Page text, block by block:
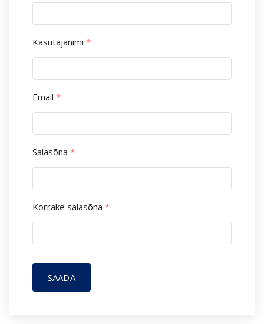
Kasutajanimi *
Email *
Salasõna *
Korrake salasõna *
SAADA